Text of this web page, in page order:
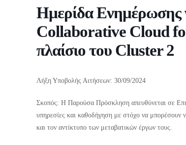
Ημερίδα Ενημέρωσης
Collaborative Cloud
πλαίσιο του Cluster 2
Λήξη Υποβολής Αιτήσεων: 30/09/2024
Σκοπός: Η Παρούσα Πρόσκληση απευθύνεται σε
υπηρεσίες και καθοδήγηση με στόχο να μπορέσουν
και τον αντίκτυπο των μεταβατικών έργων τους.